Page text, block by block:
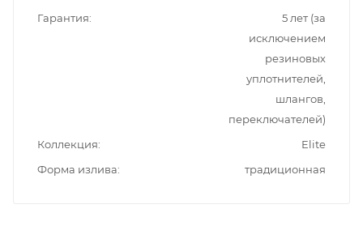
Гарантия
5 лет (за
исключением
резиновых
уплотнителей,
шлангов,
переключателей)
Коллекция
Elite
Форма излива
традиционная